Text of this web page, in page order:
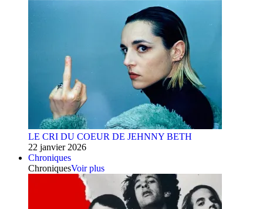
LE CRI DU COEUR DE JEHNNY BETH
22 janvier 2026
Chroniques
ChroniquesVoir plus